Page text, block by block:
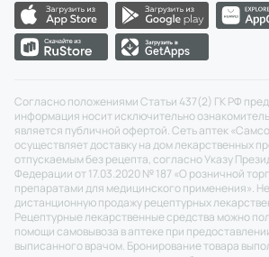
Согласно положениями Статьи 437(2) ГК РФ
информация носит исключительно
является публичной офертой. Сеть аптек
осуществляет доставку на дом лекарственных
отпускаемым без рецепта, согласно Указу
Федерации от 17.03.2020 № 187 «О розничной
препаратами для медицинского применения».
дистанционную продажу рецептурных
Рецептурные лекарственные средства можно
помощи самовывоза в аптеке при
выписанного врачом. Бронирование товара